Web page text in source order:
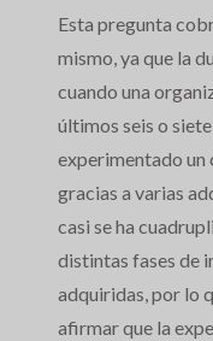
Esta pregunta
mismo, ya que la
cuando una
últimos seis o
experimentado
gracias a varias
casi se ha
distintas fases de
adquiridas, por lo
afirmar que la